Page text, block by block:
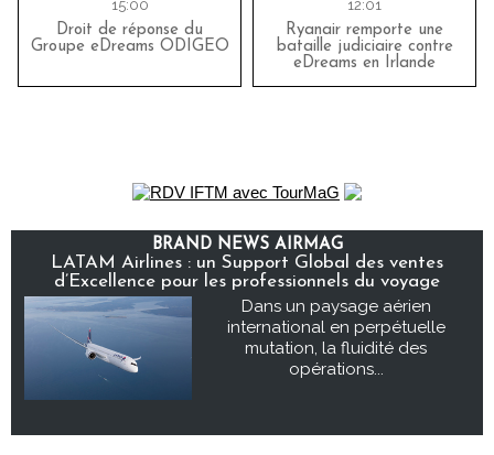
15:00
Droit de réponse du
Groupe eDreams ODIGEO
12:01
Ryanair remporte une
bataille judiciaire contre
eDreams en Irlande
BRAND NEWS AIRMAG
LATAM Airlines : un Support Global des ventes
d’Excellence pour les professionnels du voyage
Dans un paysage aérien
international en perpétuelle
mutation, la fluidité des
opérations...